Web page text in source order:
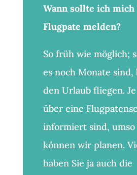
Wann sollte ich mich
Flugpate melden?
So früh wie möglich;
es noch Monate sind,
den Urlaub fliegen.
über eine
informiert sind, umso
können wir planen.
haben Sie ja auch die